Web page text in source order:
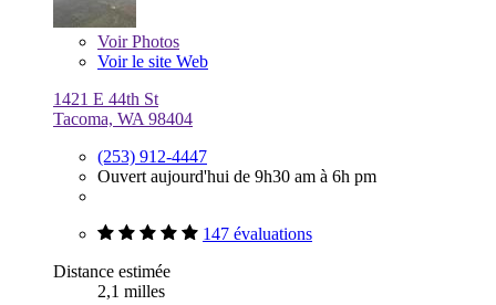
VoirPhotos
Voir le site Web
1421 E 44th St
Tacoma, WA 98404
(253) 912-4447
Ouvert aujourd'hui de 9h30 am à 6h pm
147 évaluations
Distance estimée
2,1 milles